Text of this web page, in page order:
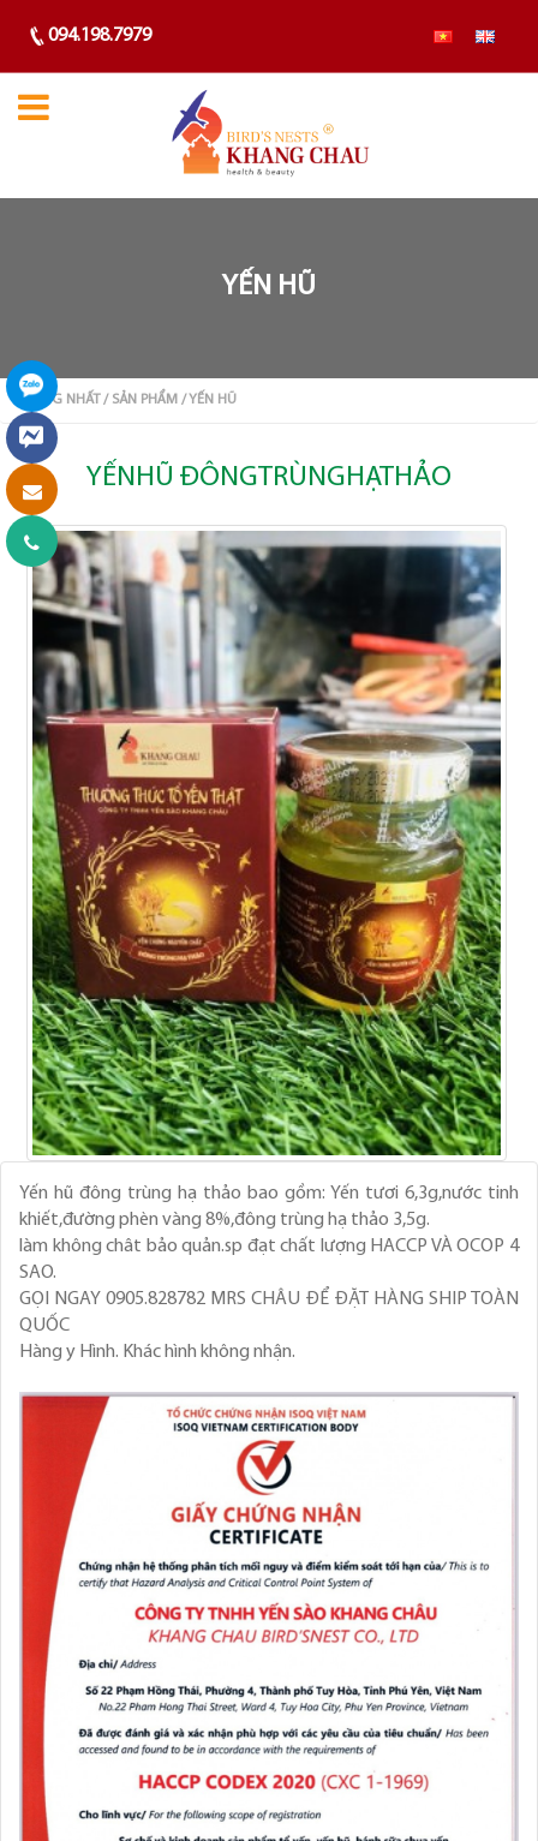
094.198.7979
YẾN HŨ
TRANG NHẤT / SẢN PHẨM / YẾN HŨ
YẾNHŨ ĐÔNGTRÙNGHẠTHẢO
Yến hũ đông trùng hạ thảo bao gồm: Yến tươi 6,3g,nước tinh
khiết,đường phèn vàng 8%,đông trùng hạ thảo 3,5g.
làm không chât bảo quản.sp đạt chất lượng HACCP VÀ OCOP 4
SAO.
GỌI NGAY 0905.828782 MRS CHÂU ĐỂ ĐẶT HÀNG SHIP TOÀN
QUỐC
Hàng y Hình. Khác hình không nhận.